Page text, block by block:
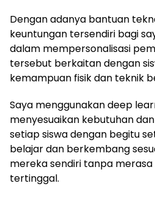
Dengan adanya bantuan
keuntungan tersendiri bagi
dalam mempersonalisasi
tersebut berkaitan dengan
kemampuan fisik dan teknik
Saya menggunakan deep
menyesuaikan kebutuhan
setiap siswa dengan begitu
belajar dan berkembang
mereka sendiri tanpa
tertinggal.